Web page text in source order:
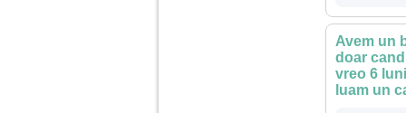
Avem un
doar
vreo 6
luam un